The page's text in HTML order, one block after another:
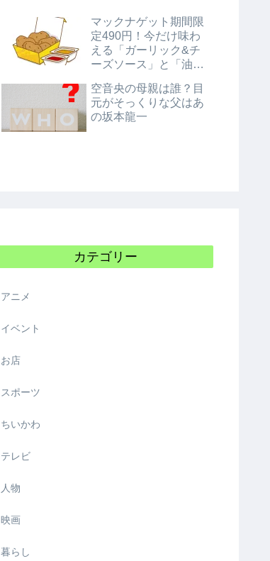
マックナゲット期間限
定490円！今だけ味わ
える「ガーリック&チ
ーズソース」と「油淋
空音央の母親は誰？目
元がそっくりな父はあ
の坂本龍一
カテゴリー
アニメ
イベント
お店
スポーツ
ちいかわ
テレビ
人物
映画
暮らし